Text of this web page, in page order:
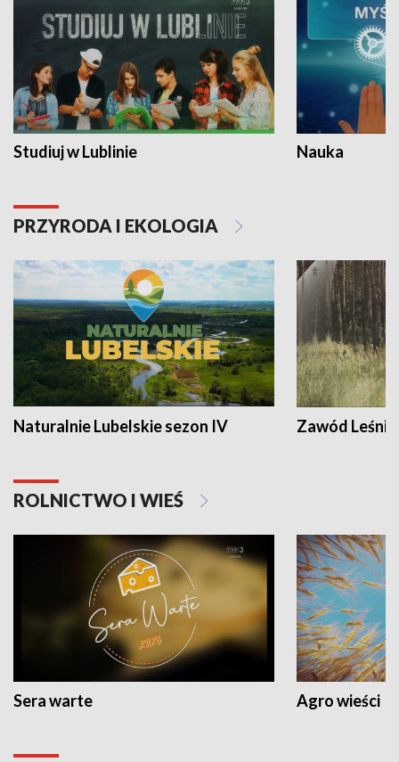
Studiuj w Lublinie Nauka
PRZYRODA I EKOLOGIA
Naturalnie Lubelskie sezon IV Zawód Leśnik
ROLNICTWO I WIEŚ
Sera warte Agro wieści